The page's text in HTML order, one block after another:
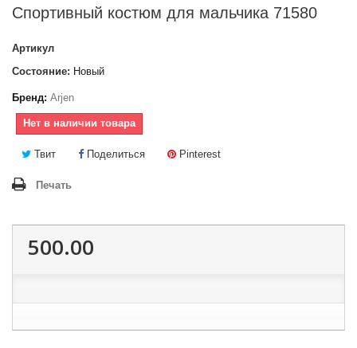
Спортивный костюм для мальчика 71580
Артикул
Состояние: Новый
Бренд: Arjen
Нет в наличии товара
Твит Поделиться Pinterest
Печать
500.00